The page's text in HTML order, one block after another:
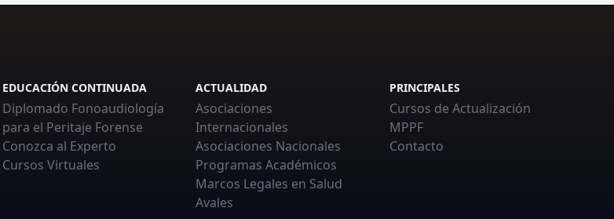
EDUCACIÓN CONTINUADA
Diplomado Fonoaudiología
para el Peritaje Forense
Conozca al Experto
Cursos Virtuales
ACTUALIDAD
Asociaciones
Internacionales
Asociaciones Nacionales
Programas Académicos
Marcos Legales en Salud
Avales
PRINCIPALES
Cursos de Actualización
MPPF
Contacto